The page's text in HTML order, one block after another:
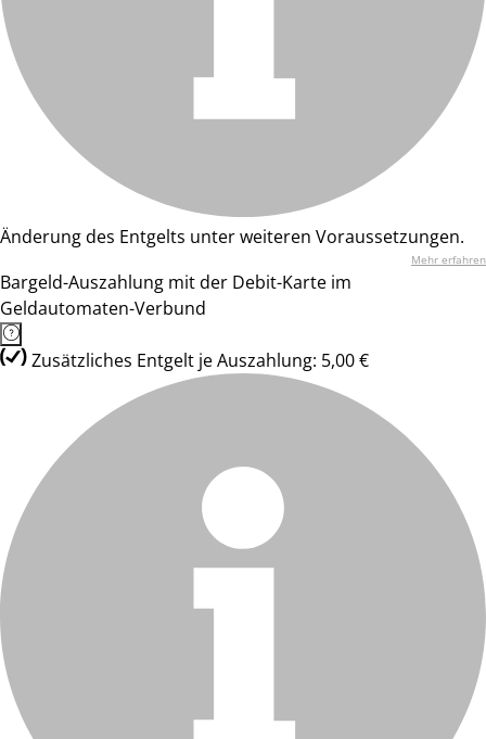
Änderung des Entgelts unter weiteren Voraussetzungen.
Mehr erfahren
Bargeld-Auszahlung mit der Debit-Karte im
Geldautomaten-Verbund
Zusätzliches Entgelt je Auszahlung: 5,00 €